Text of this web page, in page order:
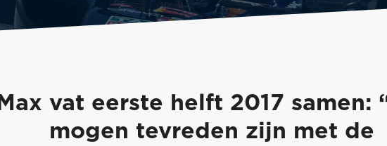
Max vat eerste helft 2017 samen:
mogen tevreden zijn met de